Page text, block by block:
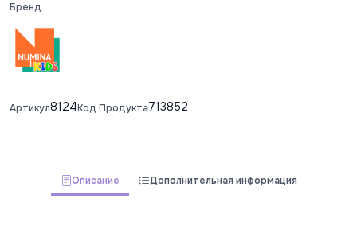
Бренд
Артикул8124Код Продукта713852
Описание Дополнительная информация